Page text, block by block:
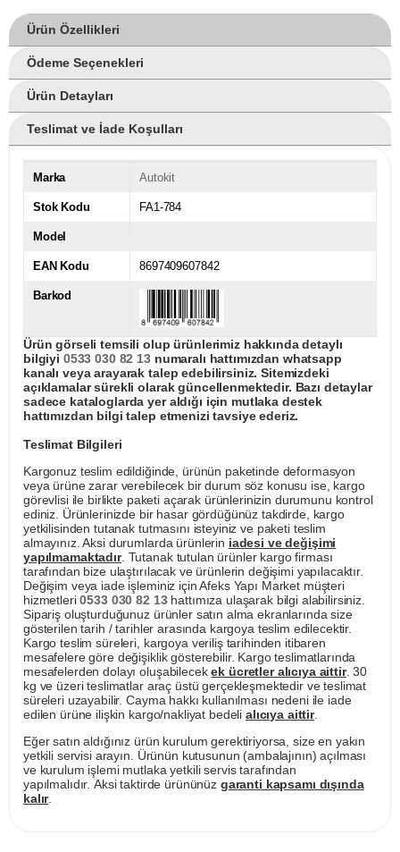
Ürün Özellikleri
Ödeme Seçenekleri
Ürün Detayları
Teslimat ve İade Koşulları
Marka Autokit
Stok Kodu FA1-784
Model
EAN Kodu 8697409607842
Barkod
Ürün görseli temsili olup ürünlerimiz hakkında detaylı
bilgiyi 0533 030 82 13numaralı hattımızdan whatsapp
kanalı veya arayarak talep edebilirsiniz. Sitemizdeki
açıklamalar sürekli olarak güncellenmektedir. Bazı detaylar
sadece kataloglarda yer aldığı için mutlaka destek
hattımızdan bilgi talep etmenizi tavsiye ederiz.
Teslimat Bilgileri
Kargonuz teslim edildiğinde, ürünün paketinde deformasyon
veya ürüne zarar verebilecek bir durum söz konusu ise, kargo
görevlisi ile birlikte paketi açarak ürünlerinizin durumunu kontrol
ediniz. Ürünlerinizde bir hasar gördüğünüz takdirde, kargo
yetkilisinden tutanak tutmasını isteyiniz ve paketi teslim
almayınız. Aksi durumlarda ürünlerin iadesi ve değişimi
yapılmamaktadır. Tutanak tutulan ürünler kargo firması
tarafından bize ulaştırılacak ve ürünlerin değişimi yapılacaktır.
Değişim veya iade işleminiz için Afeks Yapı Market müşteri
hizmetleri0533 030 82 13hattımıza ulaşarak bilgi alabilirsiniz.
Sipariş oluşturduğunuz ürünler satın alma ekranlarında size
gösterilen tarih / tarihler arasında kargoya teslim edilecektir.
Kargo teslim süreleri, kargoya veriliş tarihinden itibaren
mesafelere göre değişiklik gösterebilir. Kargo teslimatlarında
mesafelerden dolayı oluşabilecekek ücretler alıcıya aittir. 30
kg ve üzeri teslimatlar araç üstü gerçekleşmektedir ve teslimat
süreleri uzayabilir. Cayma hakkı kullanılması nedeni ile iade
edilen ürüne ilişkin kargo/nakliyat bedeli alıcıya aittir.
Eğer satın aldığınız ürün kurulum gerektiriyorsa, size en yakın
yetkili servisi arayın. Ürünün kutusunun (ambalajının) açılması
ve kurulum işlemi mutlaka yetkili servis tarafından
yapılmalıdır. Aksi taktirde ürününüz garanti kapsamı dışında
kalır.